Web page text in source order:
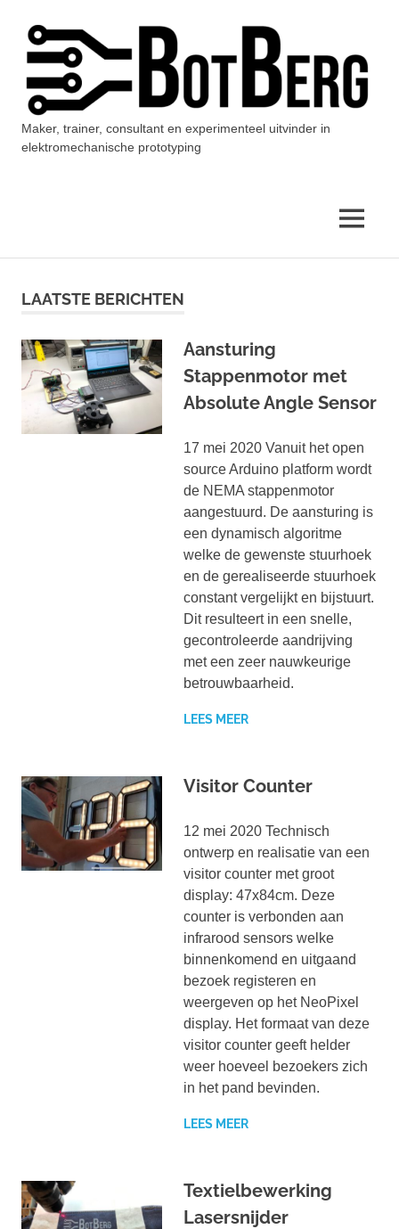
inhoud
BotBerg
Maker, trainer, consultant en experimenteel uitvinder in
elektromechanische prototyping
MENU
LAATSTE BERICHTEN
Aansturing
Stappenmotor met
Absolute Angle Sensor
17 mei 2020 Vanuit het open
source Arduino platform wordt
de NEMA stappenmotor
aangestuurd. De aansturing is
een dynamisch algoritme
welke de gewenste stuurhoek
en de gerealiseerde stuurhoek
constant vergelijkt en bijstuurt.
Dit resulteert in een snelle,
gecontroleerde aandrijving
met een zeer nauwkeurige
betrouwbaarheid.
LEES MEER
Visitor Counter
12 mei 2020 Technisch
ontwerp en realisatie van een
visitor counter met groot
display: 47x84cm. Deze
counter is verbonden aan
infrarood sensors welke
binnenkomend en uitgaand
bezoek registeren en
weergeven op het NeoPixel
display. Het formaat van deze
visitor counter geeft helder
weer hoeveel bezoekers zich
in het pand bevinden.
LEES MEER
Textielbewerking
Lasersnijder